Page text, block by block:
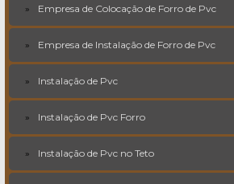
Empresa de Colocação de Forro de Pvc
Empresa de Instalação de Forro de Pvc
Instalação de Pvc
Instalação de Pvc Forro
Instalação de Pvc no Teto